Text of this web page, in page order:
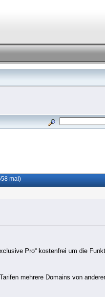
mal)
Pro“ kostenfrei um die
mehrere Domains von